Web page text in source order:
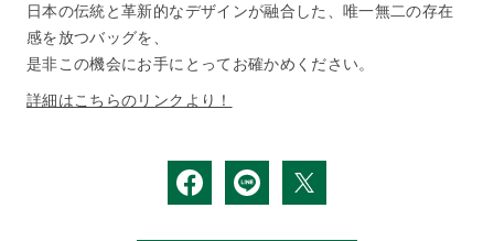
日本の伝統と革新的なデザインが融合した、唯一無二の存在
感を放つバッグを、
是非この機会にお⼿にとってお確かめください。
詳細はこちらのリンクより！